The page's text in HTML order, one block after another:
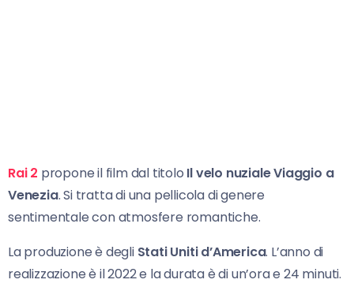
Rai 2 propone il film dal titolo Il velo nuziale Viaggio a
Venezia. Si tratta di una pellicola di genere
sentimentale con atmosfere romantiche.
La produzione è degli Stati Uniti d’America. L’anno di
realizzazione è il 2022 e la durata è di un’ora e 24 minuti.